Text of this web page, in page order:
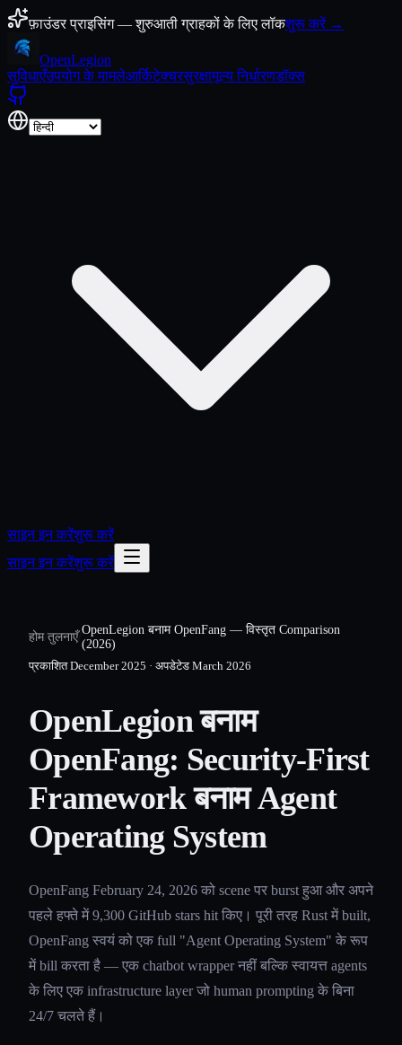
कंटेंट पर जाएँ
फ़ाउंडर प्राइसिंग — शुरुआती ग्राहकों के लिए लॉकशुरू करें →
OpenLegion
सुविधाएँउपयोग के मामलेआर्किटेक्चरसुरक्षामूल्य निर्धारणडॉक्स
साइन इन करेंशुरू करें
साइन इन करेंशुरू करें
होम/तुलनाएँ/
OpenLegion बनाम OpenFang — विस्तृत Comparison
(2026)
प्रकाशितDecember 2025 · अपडेटेड March 2026
OpenLegion बनाम
OpenFang: Security-First
Framework बनाम Agent
Operating System
OpenFang February 24, 2026 को scene पर burst हुआ और अपने
पहले हफ्ते में 9,300 GitHub stars hit किए। पूरी तरह Rust में built,
OpenFang स्वयं को एक full "Agent Operating System" के रूप
में bill करता है — एक chatbot wrapper नहीं बल्कि स्वायत्त agents
के लिए एक infrastructure layer जो human prompting के बिना
24/7 चलते हैं।